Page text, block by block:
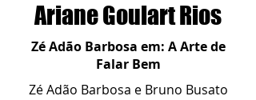
Ariane Goulart Rios
Zé Adão Barbosa em: A Arte de
Falar Bem
Zé Adão Barbosa e Bruno Busato